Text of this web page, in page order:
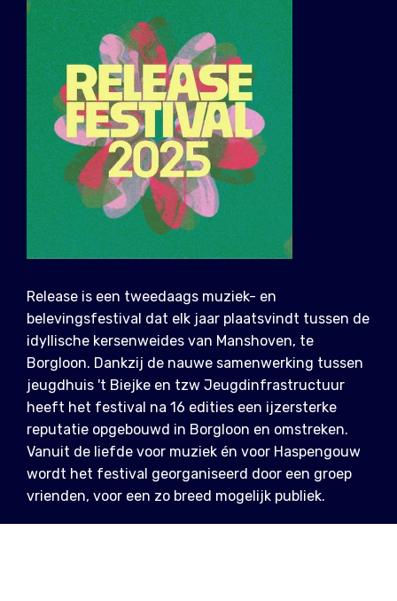
Release is een tweedaags muziek- en
belevingsfestival dat elk jaar plaatsvindt tussen de
idyllische kersenweides van Manshoven, te
Borgloon. Dankzij de nauwe samenwerking tussen
jeugdhuis 't Biejke en tzw Jeugdinfrastructuur
heeft het festival na 16 edities een ijzersterke
reputatie opgebouwd in Borgloon en omstreken.
Vanuit de liefde voor muziek én voor Haspengouw
wordt het festival georganiseerd door een groep
vrienden, voor een zo breed mogelijk publiek.